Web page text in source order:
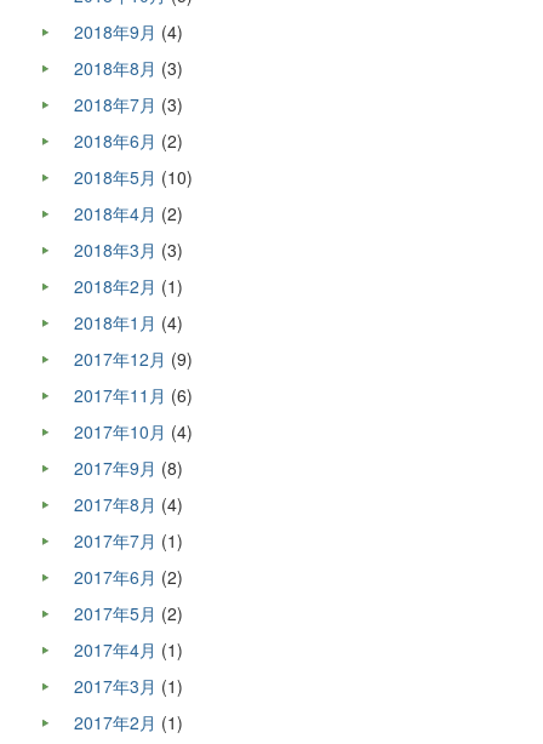
2018年9月 (4)
2018年8月 (3)
2018年7月 (3)
2018年6月 (2)
2018年5月 (10)
2018年4月 (2)
2018年3月 (3)
2018年2月 (1)
2018年1月 (4)
2017年12月 (9)
2017年11月 (6)
2017年10月 (4)
2017年9月 (8)
2017年8月 (4)
2017年7月 (1)
2017年6月 (2)
2017年5月 (2)
2017年4月 (1)
2017年3月 (1)
2017年2月 (1)